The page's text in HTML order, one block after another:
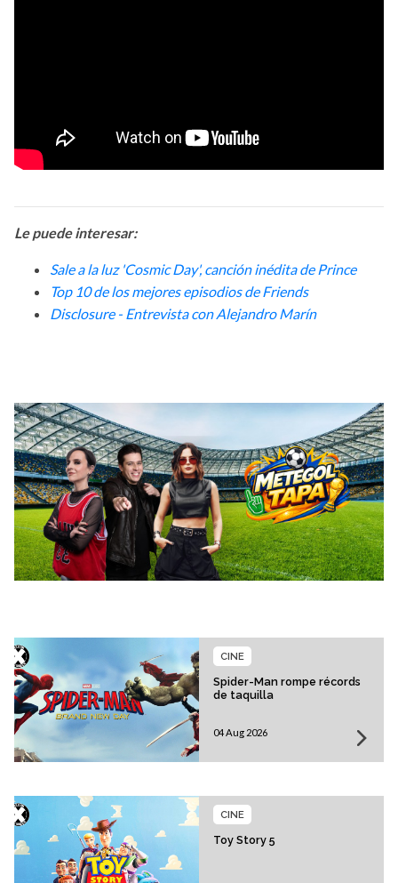
Le puede interesar:
Sale a la luz 'Cosmic Day', canción inédita de Prince
Top 10 de los mejores episodios de Friends
Disclosure - Entrevista con Alejandro Marín
Spider-Man rompe récords
de taquilla
CINE
04 Aug 2026
Toy Story 5
CINE